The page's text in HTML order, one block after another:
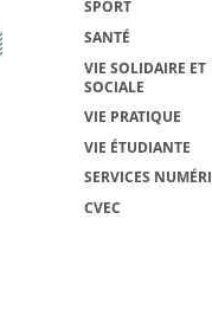
SPORT
SANTÉ
VIE SOLIDAIRE ET
SOCIALE
VIE PRATIQUE
VIE ÉTUDIANTE
SERVICES
CVEC